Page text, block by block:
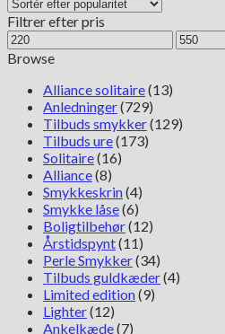
popularitet
Filtrer efter pris
Mindste
pris
Højeste
pris
Browse
Alliance solitaire(13)
Anledninger(729)
Tilbuds smykker(129)
Tilbuds ure(173)
Solitaire(16)
Alliance(8)
Smykkeskrin(4)
Smykke låse(6)
Boligtilbehør(12)
Årstidspynt(11)
Perle Smykker(34)
Tilbuds guldkæder(4)
Limited edition(9)
Lighter(12)
Ankelkæde(7)